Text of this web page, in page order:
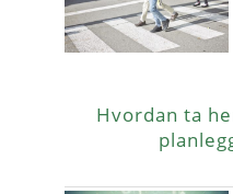
Hvordan ta